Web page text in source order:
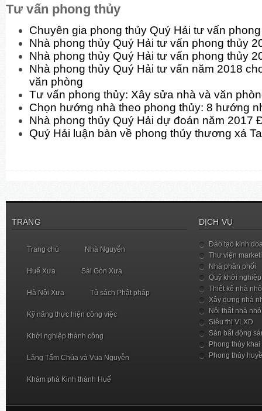
Tư vấn phong thủy
Chuyên gia phong thủy Quý Hải tư vấn
Nhà phong thủy Quý Hải tư vấn phong thủy
Nhà phong thủy Quý Hải tư vấn phong thủy
Nhà phong thủy Quý Hải tư vấn năm 2018
văn phòng
Tư vấn phong thủy: Xây sửa nhà và văn
Chọn hướng nhà theo phong thủy: 8 hướng
Nhà phong thủy Quý Hải dự đoán năm 2017
Quý Hải luận bàn về phong thủy thương xá
TRANG
Trang chủ Nhà Nguyễn
Huế Xưa Sài Gòn Xưa
Hà Nội Xưa Tủ sách Phật pháp
Kỹ năng thực hiện công việc
Khởi nghiệp thành công
Lăng Tẩm Chúa và Vua Nguyễn
Khám phá Kinh thành Huế
DỊCH VỤ
Đào tạo kinh
Thư viện
Nhà phân phối
Quỹ khởi nghiệp
Thiết kế nhà nhỏ
Xây dựng nhà
Nội thất nhà nhỏ
Siêu thị VLXD
Sàn bất động
Phong thủy khai
Phong thủy